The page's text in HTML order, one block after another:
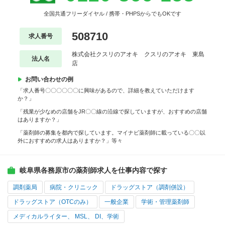
全国共通フリーダイヤル / 携帯・PHPSからでもOKです
求人番号 508710
法人名
株式会社クスリのアオキ クスリのアオキ 東島
店
お問い合わせの例
「求人番号〇〇〇〇〇〇に興味があるので、詳細を教えていただけます
か？」
「残業が少なめの店舗をJR〇〇線の沿線で探していますが、おすすめの店舗
はありますか？」
「薬剤師の募集を都内で探しています。マイナビ薬剤師に載っている〇〇以
外におすすめの求人はありますか？」等々
岐阜県各務原市の薬剤師求人を仕事内容で探す
調剤薬局 病院・クリニック ドラッグストア（調剤併設）
ドラッグストア（OTCのみ） 一般企業 学術・管理薬剤師
メディカルライター、 MSL、 DI、学術